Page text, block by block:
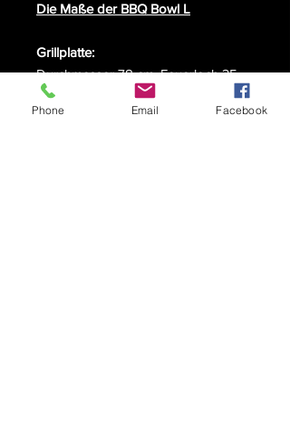
Die Maße der BBQ Bowl L
Grillplatte:
Durchmesser 78 cm, Feuerloch 35
cm, Stärke: 1,2 cm
Phone Email Facebook